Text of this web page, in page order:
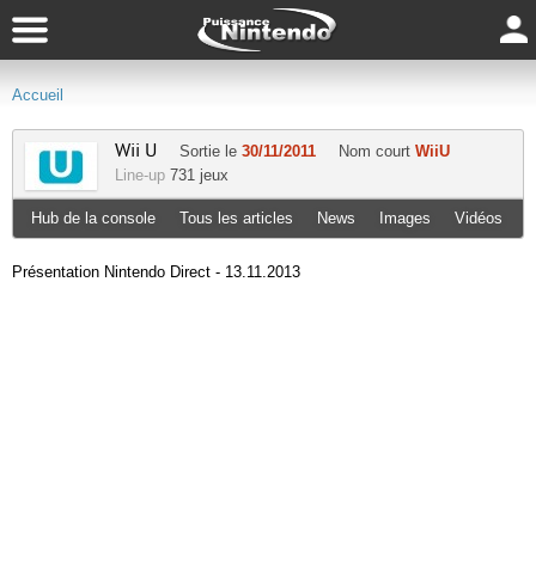
Accueil
Wii U Sortie le 30/11/2011 Nom court WiiU
Line-up 731 jeux
Hub de la console Tous les articles News Images Vidéos
Présentation Nintendo Direct - 13.11.2013